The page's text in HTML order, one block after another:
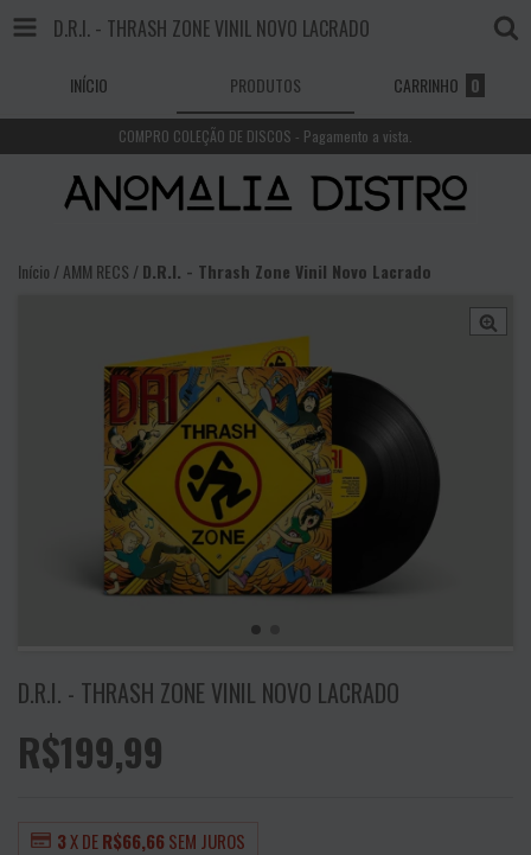
D.R.I. - THRASH ZONE VINIL NOVO LACRADO
INÍCIO PRODUTOS CARRINHO 0
COMPRO COLEÇÃO DE DISCOS - Pagamento a vista.
Início /AMM RECS /D.R.I. - Thrash Zone Vinil Novo Lacrado
D.R.I. - THRASH ZONE VINIL NOVO LACRADO
R$199,99
3X DER$66,66SEM JUROS